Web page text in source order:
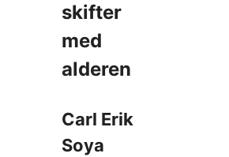
skifter
med
alderen
Carl Erik
Soya